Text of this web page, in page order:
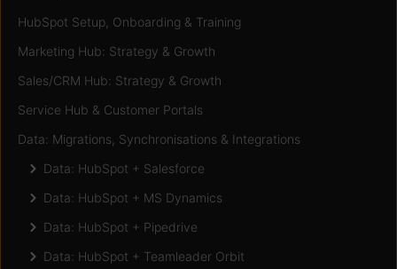
HubSpot Setup, Onboarding & Training
Marketing Hub: Strategy & Growth
Sales/CRM Hub: Strategy & Growth
Service Hub & Customer Portals
Data: Migrations, Synchronisations & Integrations
Data: HubSpot + Salesforce
Data: HubSpot + MS Dynamics
Data: HubSpot + Pipedrive
Data: HubSpot + Teamleader Orbit